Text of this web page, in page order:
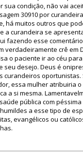
sua condição, não vai
30910 por
há muitos outros que
a curandeira se
fazendo esse
verdadeiramente crê em
o paciente ir ao céu
seu desejo. Deus é
curandeiros
essa mulher atribuiria
a si mesma.
pública com
a esse tipo de
evangélicos ou